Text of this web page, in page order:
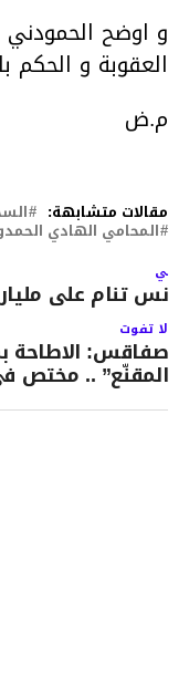
و اوضح
العقوبة و الحكم
م.ض
مقالات متشابهة:
المحامي الهادي
تنام على
لا تفوت
صفاقس: الاطاحة
المقنّع” .. مختص